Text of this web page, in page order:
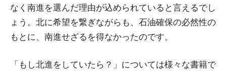
なく南進を選んだ理由が込められていると言えるでし
ょう。北に希望を繋ぎながらも、石油確保の必然性の
もとに、南進せざるを得なかったのです。
「もし北進をしていたら？」については様々な書籍で